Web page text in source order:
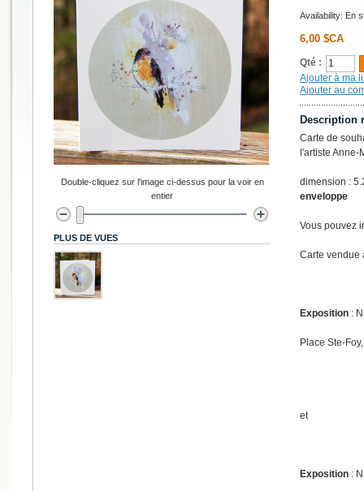
Availability: En
6,00 $CA
Qté :
Ajouter à ma
Ajouter au
Description
Carte de
l'artiste Anne-
dimension :
enveloppe
Vous pouvez
Carte vendue
Exposition :
Place Ste-
et
Exposition :
Double-cliquez sur l'image ci-dessus pour la voir en
entier
PLUS DE VUES